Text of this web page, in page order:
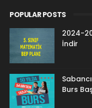
POPULAR POSTS
2024-
İndir
Burs